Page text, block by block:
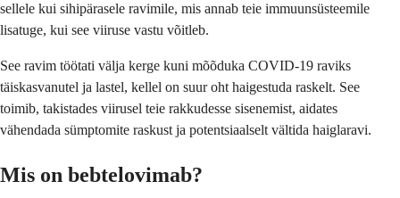
sellele kui sihipärasele ravimile, mis annab teie immuunsüsteemile
lisatuge, kui see viiruse vastu võitleb.
See ravim töötati välja kerge kuni mõõduka COVID-19 raviks
täiskasvanutel ja lastel, kellel on suur oht haigestuda raskelt. See
toimib, takistades viirusel teie rakkudesse sisenemist, aidates
vähendada sümptomite raskust ja potentsiaalselt vältida haiglaravi.
Mis on bebtelovimab?